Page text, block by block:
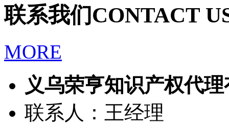
联系我们CONTACT
MORE
义乌荣亨知识产权代
联系人：王经理